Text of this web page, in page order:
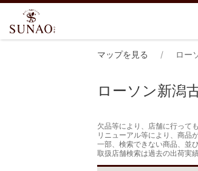
マップを見る ロー
ローソン新潟
欠品等により、店舗に行って
リニューアル等により、商品
一部、検索できない商品、並
取扱店舗検索は過去の出荷実